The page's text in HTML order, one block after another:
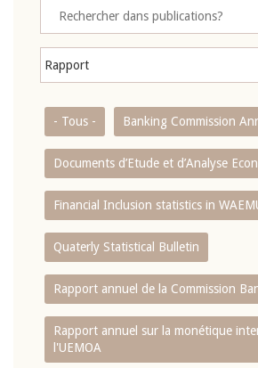
- Tous - Banking Commission
Documents d’Etude et d’Analyse
Financial Inclusion statistics in
Quaterly Statistical Bulletin
Rapport annuel de la Commission
Rapport annuel sur la monétique
l'UEMOA